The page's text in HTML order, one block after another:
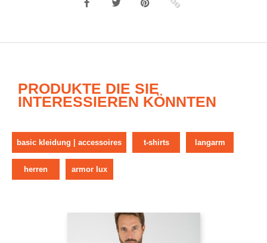
PRODUKTE DIE SIE
INTERESSIEREN KÖNNTEN
basic kleidung | accessoires t-shirts langarm
herren armor lux